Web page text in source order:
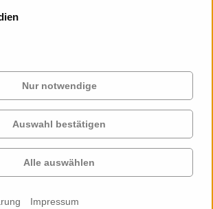
Auftraggeber
Projekte
Kontakt
Nur notwendige
Auswahl bestätigen
Alle auswählen
Impressum